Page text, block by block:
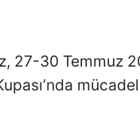
27-30 Temmuz